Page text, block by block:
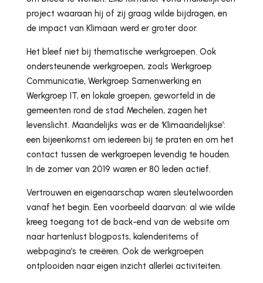
project waaraan hij of zij graag wilde bijdragen, en
de impact van Klimaan werd er groter door.
Het bleef niet bij thematische werkgroepen. Ook
ondersteunende werkgroepen, zoals Werkgroep
Communicatie, Werkgroep Samenwerking en
Werkgroep IT, en lokale groepen, geworteld in de
gemeenten rond de stad Mechelen, zagen het
levenslicht. Maandelijks was er de ‘Klimaandelijkse’:
een bijeenkomst om iedereen bij te praten en om het
contact tussen de werkgroepen levendig te houden.
In de zomer van 2019 waren er 80 leden actief.
Vertrouwen en eigenaarschap waren sleutelwoorden
vanaf het begin. Een voorbeeld daarvan: al wie wilde
kreeg toegang tot de back-end van de website om
naar hartenlust blogposts, kalenderitems of
webpagina’s te creëren. Ook de werkgroepen
ontplooiden naar eigen inzicht allerlei activiteiten.